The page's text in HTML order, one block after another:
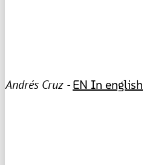
Andrés Cruz -EN In english